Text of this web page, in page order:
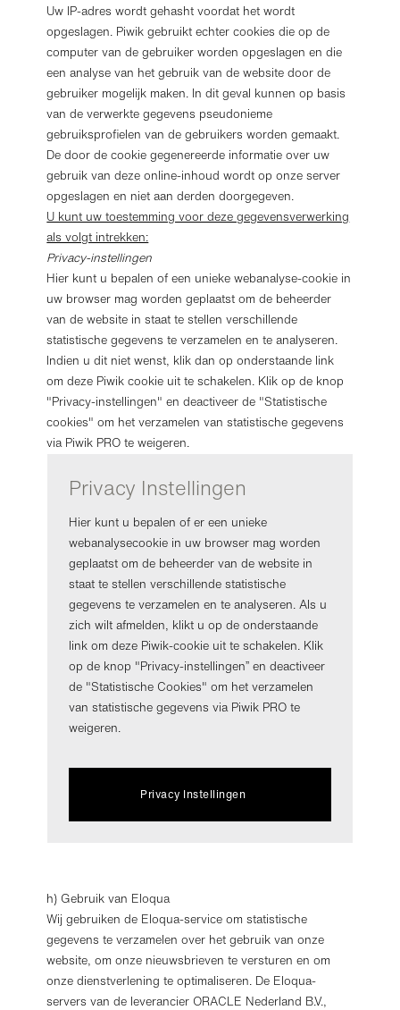
Uw IP-adres wordt gehasht voordat het wordt
opgeslagen. Piwik gebruikt echter cookies die op de
computer van de gebruiker worden opgeslagen en die
een analyse van het gebruik van de website door de
gebruiker mogelijk maken. In dit geval kunnen op basis
van de verwerkte gegevens pseudonieme
gebruiksprofielen van de gebruikers worden gemaakt.
De door de cookie gegenereerde informatie over uw
gebruik van deze online-inhoud wordt op onze server
opgeslagen en niet aan derden doorgegeven.
U kunt uw toestemming voor deze gegevensverwerking
als volgt intrekken:
Privacy-instellingen
Hier kunt u bepalen of een unieke webanalyse-cookie in
uw browser mag worden geplaatst om de beheerder
van de website in staat te stellen verschillende
statistische gegevens te verzamelen en te analyseren.
Indien u dit niet wenst, klik dan op onderstaande link
om deze Piwik cookie uit te schakelen. Klik op de knop
"Privacy-instellingen" en deactiveer de "Statistische
cookies" om het verzamelen van statistische gegevens
via Piwik PRO te weigeren.
Privacy Instellingen
Hier kunt u bepalen of er een unieke
webanalysecookie in uw browser mag worden
geplaatst om de beheerder van de website in
staat te stellen verschillende statistische
gegevens te verzamelen en te analyseren. Als u
zich wilt afmelden, klikt u op de onderstaande
link om deze Piwik-cookie uit te schakelen. Klik
op de knop "Privacy-instellingen” en deactiveer
de "Statistische Cookies" om het verzamelen
van statistische gegevens via Piwik PRO te
weigeren.
Privacy Instellingen
h) Gebruik van Eloqua
Wij gebruiken de Eloqua-service om statistische
gegevens te verzamelen over het gebruik van onze
website, om onze nieuwsbrieven te versturen en om
onze dienstverlening te optimaliseren. De Eloqua-
servers van de leverancier ORACLE Nederland B.V.,